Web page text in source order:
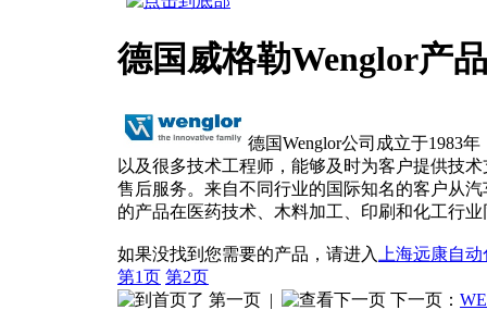
德国威格勒Wenglor产品
德国Wenglor公司成立于1983
以及很多技术工程师，能够及时为客户提供技
售后服务。来自不同行业的国际知名的客户从
的产品在医药技术、木料加工、印刷和化工行
如果没找到您需要的产品，请进入
上海远康自
第1页 第2页
第一页 | 下一页：